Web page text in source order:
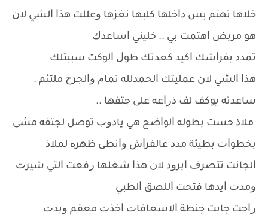
ﺧﻼﻫﺎ ﺗﻬﺘﻢ ﺑﺲ ﺩﺍﺧﻠﻬﺎ ﻛﻠﺒﻬﺎ ﻧﻐﺰﻫﺎ ﻭﻋﻠﻠﺖ ﻫﺬﺍ ﺍﻟﺸﻲ ﻻﻥ
ﻫﻮ ﻣﺮﺑﺾ ﺍﻫﺘﻤﺖ ﺑﻲ .. ﺧﻠﻴﻨﻲ ﺍﺳﺎﻋﺪﻙ
ﺗﻤﺪﺩ ﺑﻔﺮﺍﺷﻚ ﺍﻛﻴﺪ ﻛﻌﺪﺗﻚ ﻃﻮﻝ ﺍﻟﻮﻛﺖ ﺳﺒﺒﺘﻠﻚ
ﻫﺬﺍ ﺍﻟﺸﻲ ﻻﻥ ﻋﻤﻠﻴﺘﻚ ﺍﻟﺤﻤﺪﻟﻠﻪ ﺗﻤﺎﻡ ﻭﺍﻟﺠﺮﺡ ﻣﻠﺘﺌﻢ .
ﺳﺎﻋﺪﺗﻪ ﻳﻮﻛﻒ ﻟﻒ ﺫﺭﺍﻋﻪ ﻋﻠﻰ ﺟﺘﻔﻬﺎ ..
ﻣﻼﺫ ﺣﺴﺖ ﺑﻄﻮﻟﻪ ﺍﻟﻮﺍﺿﺢ ﻫﻲ ﻳﺎﺩﻭﺏ ﺗﻮﺻﻞ ﻟﺠﺘﻔﻪ ﻣﺸﻰ
ﺑﺨﻄﻮﺍﺕ ﺑﻄﻴﺌﺔ ﻣﺪﺩ ﻋﺎﻟﻔﺮﺍﺵ ﻭﺍﻧﻄﻰ ﻇﻬﺮﻩ ﻟﻤﻼﺫ
ﺍﻟﺠﺎﻧﺖ ﺗﺘﺼﺮﻑ ﺍﺑﺮﻭﺩ ﻻﻥ ﻫﺬﺍ ﺷﻐﻠﻬﺎ ﺭﻓﻌﺖ ﺍﻟﺘﻲ ﺷﻴﺮﺕ
ﻭﻣﺪﺕ ﺍﻳﺪﻫﺎ ﻓﺘﺤﺖ ﺍﻟﻠﺼﻖ ﺍﻟﻄﺒﻲ
ﺭﺍﺣﺖ ﺟﺎﺑﺖ ﺟﻨﻄﺔ ﺍﻻﺳﻌﺎﻓﺎﺕ ﺍﺧﺬﺕ ﻣﻌﻘﻢ ﻭﺑﺪﺕ